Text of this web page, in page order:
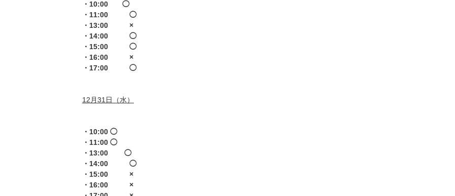
・10:00 ◯
・11:00 ◯
・13:00 ×
・14:00 ◯
・15:00 ◯
・16:00 ×
・17:00 ◯
12月31日（水）
・10:00 ◯
・11:00 ◯
・13:00 ◯
・14:00 ◯
・15:00 ×
・16:00 ×